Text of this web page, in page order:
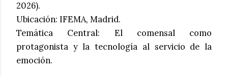
2026).
Ubicación: IFEMA, Madrid.
Temática Central: El comensal como
protagonista y la tecnología al servicio de la
emoción.